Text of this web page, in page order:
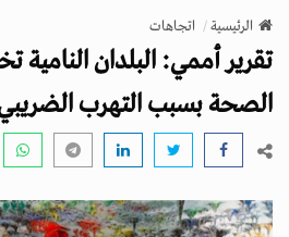
v
g
a
n
الرئيسية اتجاهات
تقرير أممي: البلدان
الصحة بسبب التهرب